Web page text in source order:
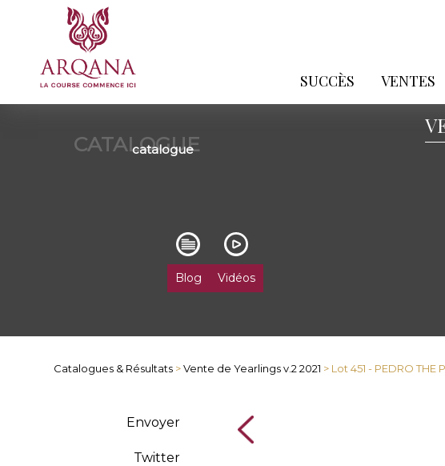
SUCCÈS VENTES
CATALOGUE
catalogue
Blog Vidéos
Catalogues & Résultats >Vente de Yearlings v.2 2021 > Lot 451 - PEDRO THE
Envoyer
Twitter